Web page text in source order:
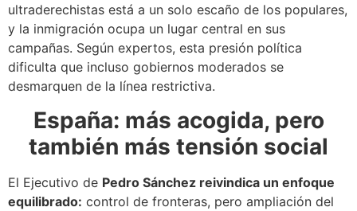
ultraderechistas está a un solo escaño de los populares,
y la inmigración ocupa un lugar central en sus
campañas. Según expertos, esta presión política
dificulta que incluso gobiernos moderados se
desmarquen de la línea restrictiva.
España: más acogida, pero
también más tensión social
El Ejecutivo de Pedro Sánchez reivindica un enfoque
equilibrado: control de fronteras, pero ampliación del